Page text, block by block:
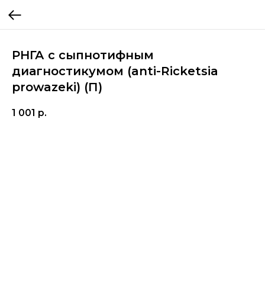
РНГА с сыпнотифным
диагностикумом (anti-Ricketsia
prowazeki) (П)
1 001 р.